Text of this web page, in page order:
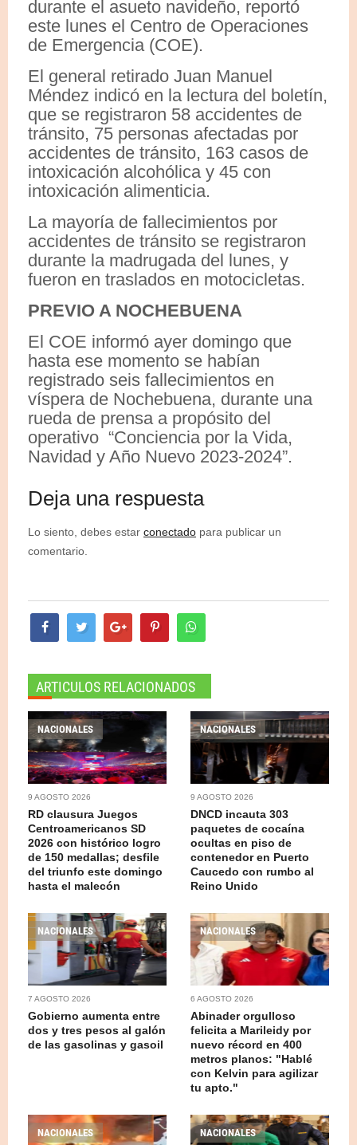
durante el asueto navideño, reportó
este lunes el Centro de Operaciones
de Emergencia (COE).
El general retirado Juan Manuel
Méndez indicó en la lectura del boletín,
que se registraron 58 accidentes de
tránsito, 75 personas afectadas por
accidentes de tránsito, 163 casos de
intoxicación alcohólica y 45 con
intoxicación alimenticia.
La mayoría de fallecimientos por
accidentes de tránsito se registraron
durante la madrugada del lunes, y
fueron en traslados en motocicletas.
PREVIO A NOCHEBUENA
El COE informó ayer domingo que
hasta ese momento se habían
registrado seis fallecimientos en
víspera de Nochebuena, durante una
rueda de prensa a propósito del
operativo “Conciencia por la Vida,
Navidad y Año Nuevo 2023-2024”.
Deja una respuesta
Lo siento, debes estar conectado para publicar un
comentario.
ARTICULOS RELACIONADOS
NACIONALES
9 AGOSTO 2026
RD clausura Juegos
Centroamericanos SD
2026 con histórico logro
de 150 medallas; desfile
del triunfo este domingo
hasta el malecón
NACIONALES
9 AGOSTO 2026
DNCD incauta 303
paquetes de cocaína
ocultas en piso de
contenedor en Puerto
Caucedo con rumbo al
Reino Unido
NACIONALES
7 AGOSTO 2026
Gobierno aumenta entre
dos y tres pesos al galón
de las gasolinas y gasoil
NACIONALES
6 AGOSTO 2026
Abinader orgulloso
felicita a Marileidy por
nuevo récord en 400
metros planos: "Hablé
con Kelvin para agilizar
tu apto."
NACIONALES NACIONALES